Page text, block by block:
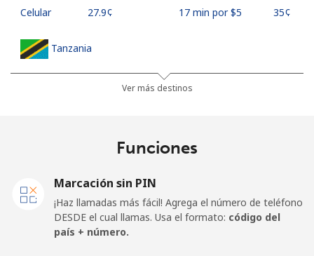
Celular ⁦27.9¢⁩ 17 min por ⁦$5⁩ ⁦35¢⁩
Tanzania
13 min por ⁦$5⁩
Línea fija
⁦3.9¢⁩
Ver más destinos
Funciones
Marcación sin PIN
¡Haz llamadas más fácil! Agrega el número de teléfono
DESDE el cual llamas. Usa el formato: código del
país + número.